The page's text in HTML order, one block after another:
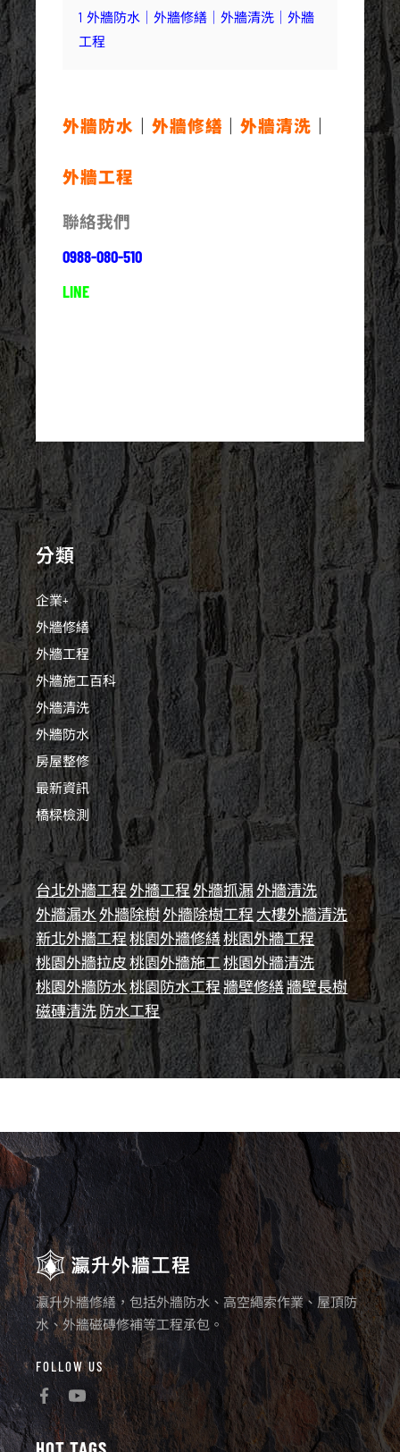
1 外牆防水｜外牆修繕｜外牆清洗｜外牆
工程
外牆防水 外牆修繕 ｜外牆清洗
外牆工程
聯絡我們
0988-080-510
LINE
分類
企業+
外牆修繕
外牆工程
外牆施工百科
外牆清洗
外牆防水
房屋整修
最新資訊
橋樑檢測
台北外牆工程外牆工程 外牆抓漏 外牆清洗
外牆漏水 外牆除樹外牆除樹工程 大樓外牆清洗
新北外牆工程 桃園外牆修繕桃園外牆工程
桃園外牆拉皮 桃園外牆施工 桃園外牆清洗
桃園外牆防水 桃園防水工程牆壁修繕牆壁長樹
磁磚清洗 防水工程
瀛升外牆修繕，包括外牆防水、高空繩索作業、屋頂防
水、外牆磁磚修補等工程承包。
FOLLOW US